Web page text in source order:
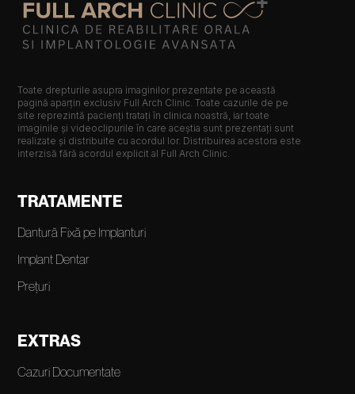
Toate drepturile asupra imaginilor prezentate pe această
pagină aparțin exclusiv Full Arch Clinic. Toate cazurile de pe
site reprezintă pacienți tratați în clinica noastră, iar toate
imaginile și videoclipurile în care aceștia sunt prezentați sunt
realizate și distribuite cu acordul lor. Distribuirea acestora este
interzisă fără acordul explicit al Full Arch Clinic.
TRATAMENTE
Dantură Fixă pe Implanturi
Implant Dentar
Prețuri
EXTRAS
Cazuri Documentate